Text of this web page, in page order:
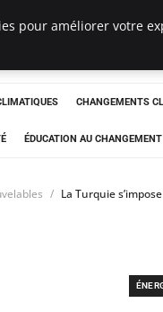
CHANGEMENTS
ÉDUCATION AU
La Turquie
pour améliorer votre